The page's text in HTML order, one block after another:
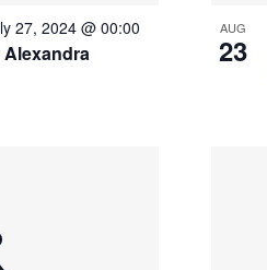
27, 2024 @ 00:00 AUG
23